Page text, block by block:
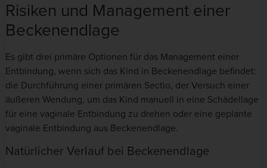
Risiken und Management einer
Beckenendlage
Es gibt drei primäre Optionen für das Management einer
Entbindung, wenn sich das Kind in Beckenendlage befindet:
die Durchführung einer primären Sectio, der Versuch einer
äußeren Wendung, um das Kind manuell in eine Schädellage
für eine vaginale Entbindung zu drehen oder eine geplante
vaginale Entbindung aus Beckenendlage.
Natürlicher Verlauf bei Beckenendlage